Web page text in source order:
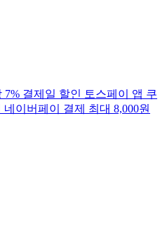
결제일 할인 토스페이 앱 쿠
네이버페이 결제 최대 8,000원